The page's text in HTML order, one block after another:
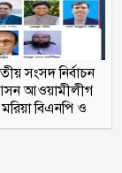
সংসদ নির্বাচন
আওয়ামীলীগ
মরিয়া বিএনপি ও